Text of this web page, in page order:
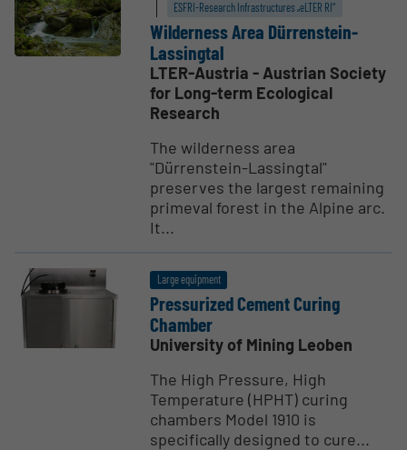
ESFRI-Research Infrastructures „eLTER RI“
Wilderness Area Dürren­stein-
Lassingtal
LTER-Austria - Austrian Society
for Long-term Ecological
Research
The wilderness area
"Dürrenstein-Lassingtal"
preserves the largest remaining
primeval forest in the Alpine arc.
It...
Large equipment
Pressurized Cement Curing
Chamber
University of Mining Leoben
The High Pressure, High
Temperature (HPHT) curing
chambers Model 1910 is
specifically designed to cure...